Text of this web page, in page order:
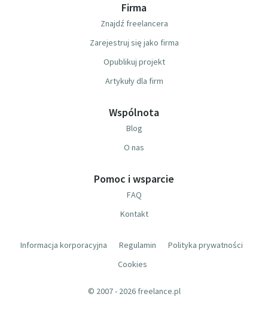
Firma
Znajdź freelancera
Zarejestruj się jako firma
Opublikuj projekt
Artykuły dla firm
Wspólnota
Blog
O nas
Pomoc i wsparcie
FAQ
Kontakt
Informacja korporacyjna Regulamin
Polityka prywatności
Cookies
© 2007 - 2026 freelance.pl